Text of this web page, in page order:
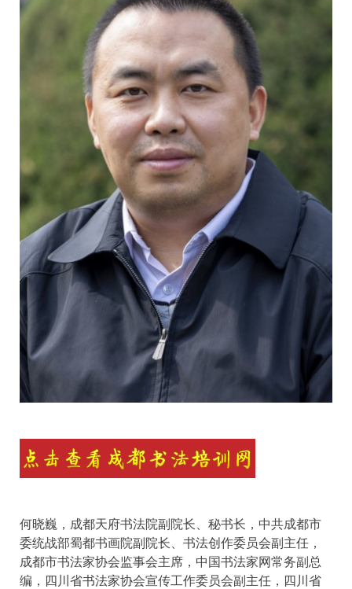
何晓巍，成都天府书法院副院长、秘书长，中共成都市
委统战部蜀都书画院副院长、书法创作委员会副主任，
成都市书法家协会监事会主席，中国书法家网常务副总
编，四川省书法家协会宣传工作委员会副主任，四川省